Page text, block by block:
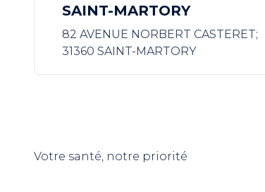
SAINT-MARTORY
82 AVENUE NORBERT CASTERET;
31360 SAINT-MARTORY
Votre santé, notre priorité